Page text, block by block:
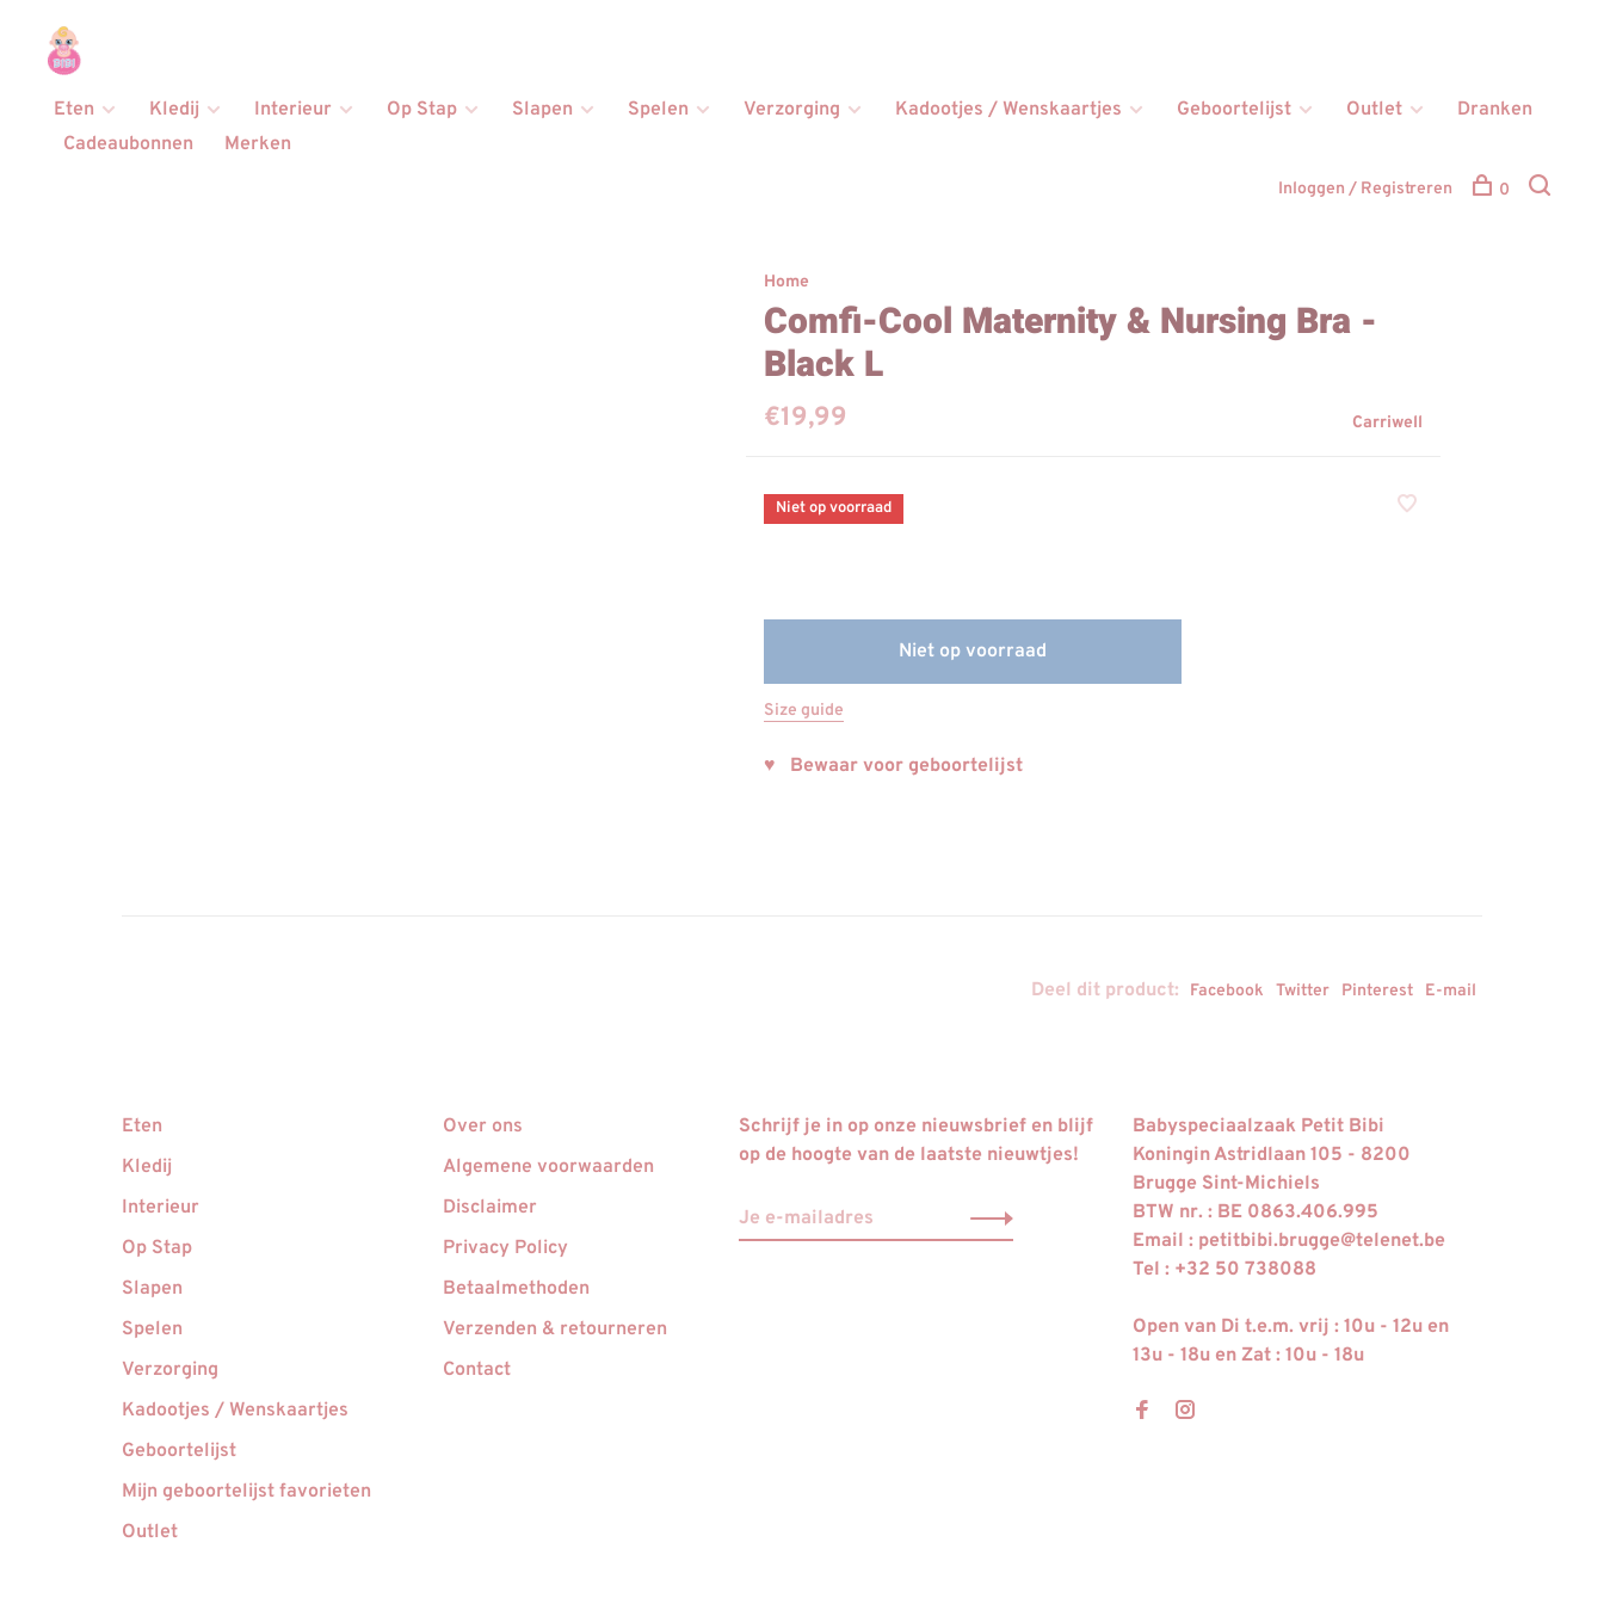
Eten Kledij Interieur Op Stap Slapen Spelen Verzorging Kadootjes / Wenskaartjes Geboortelijst Outlet
Dranken
Cadeaubonnen
Merken
Inloggen / Registreren 0
Home
Comfi-Cool Maternity & Nursing Bra -
Black L
€19,99 Carriwell
Niet op voorraad
Niet op voorraad
Size guide
♥ Bewaar voor geboortelijst
Deel dit product: Facebook Twitter Pinterest E-mail
Eten
Kledij
Interieur
Op Stap
Slapen
Spelen
Verzorging
Kadootjes / Wenskaartjes
Geboortelijst
Mijn geboortelijst favorieten
Outlet
Over ons
Algemene voorwaarden
Disclaimer
Privacy Policy
Betaalmethoden
Verzenden & retourneren
Contact
Schrijf je in op onze nieuwsbrief en blijf
op de hoogte van de laatste nieuwtjes!
Babyspeciaalzaak Petit Bibi
Koningin Astridlaan 105 - 8200
Brugge Sint-Michiels
BTW nr. : BE 0863.406.995
Email : petitbibi.brugge@telenet.be
Tel : +32 50 738088
Open van Di t.e.m. vrij : 10u - 12u en
13u - 18u en Zat : 10u - 18u